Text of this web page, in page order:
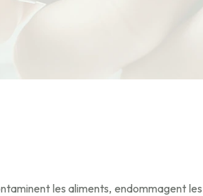
les aliments, endommagent